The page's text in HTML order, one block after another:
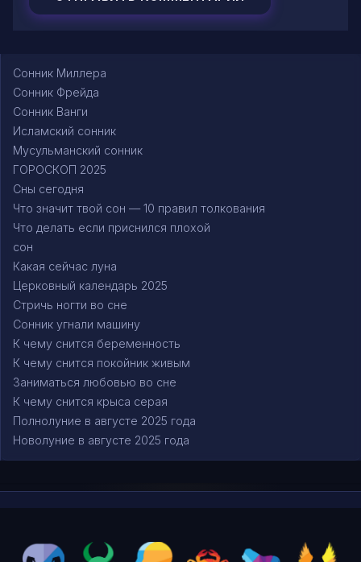
Сонник Миллера
Сонник Фрейда
Сонник Ванги
Исламский сонник
Мусульманский сонник
ГОРОСКОП 2025
Сны сегодня
Что значит твой сон — 10 правил толкования
Что делать если приснился плохой
сон
Какая сейчас луна
Церковный календарь 2025
Стричь ногти во сне
Сонник угнали машину
К чему снится беременность
К чему снится покойник живым
Заниматься любовью во сне
К чему снится крыса серая
Полнолуние в августе 2025 года
Новолуние в августе 2025 года